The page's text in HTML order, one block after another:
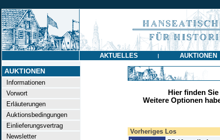
AKTUELLES | AUKTIONEN
AUKTIONEN
Informationen
Vorwort
Erläuterungen
Auktionsbedingungen
Einlieferungsvertrag
Newsletter
Hier finden
Weitere Optionen
Vorheriges Los